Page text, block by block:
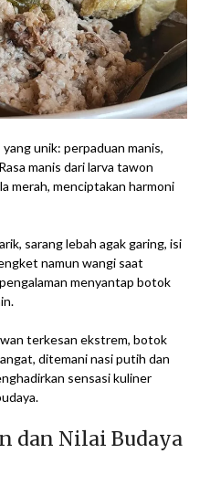
unik: perpaduan manis,
manis dari larva tawon
merah, menciptakan harmoni
sarang lebah agak garing, isi
namun wangi saat
menyantap botok
terkesan ekstrem, botok
ditemani nasi putih dan
sensasi kuliner
dan Nilai Budaya